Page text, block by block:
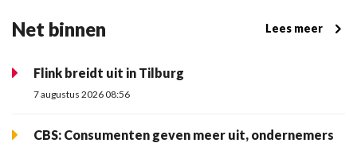
Net binnen Lees meer
Flink breidt uit in Tilburg
7 augustus 2026 08:56
CBS: Consumenten geven meer uit, ondernemers